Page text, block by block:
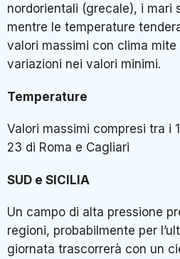
nordorientali (grecale), i mari
mentre le temperature
valori massimi con clima
variazioni nei valori minimi.
Temperature
Valori massimi compresi tra i
23 di Roma e Cagliari
SUD e SICILIA
Un campo di alta pressione
regioni, probabilmente per
giornata trascorrerà con un